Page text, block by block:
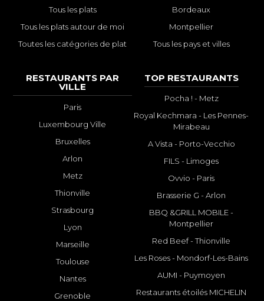
Tous les plats
Tous les plats autour de moi
Toutes les catégories de plat
Bordeaux
Montpellier
Tous les pays et villes
RESTAURANTS PAR
VILLE
Paris
Luxembourg Ville
Bruxelles
Arlon
Metz
Thionville
Strasbourg
Lyon
Marseille
Toulouse
Nantes
Grenoble
TOP RESTAURANTS
Pocha ! - Metz
Royal Kechmara - Les Pennes-
Mirabeau
A Vista - Porto-Vecchio
FILS - Limoges
Ovvio - Paris
Brasserie G - Arlon
BBQ &GRILL MOBILE -
Montpellier
Red Beef - Thionville
Les Roses - Mondorf-Les-Bains
AUMI - Puymoyen
Restaurants étoilés MICHELIN